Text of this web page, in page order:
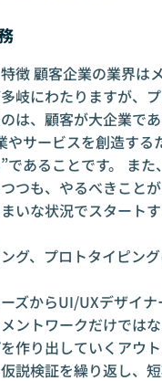
徴 顧客企業の業界は
岐にわたりますが、
は、顧客が大企業で
やサービスを創造する
であることです。 また
つも、やるべきこと
いな状況でスタート
グ、プロトタイピン
ズからUI/UXデザイ
ントワークだけでは
作り出していくアウ
説検証を繰り返し、